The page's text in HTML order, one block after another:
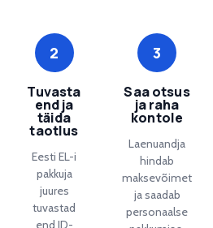
2
Tuvasta
end ja
täida
taotlus
Eesti EL-i
pakkuja
juures
tuvastad
end ID-
3
Saa otsus
ja raha
kontole
Laenuandja
hindab
maksevõimet
ja saadab
personaalse